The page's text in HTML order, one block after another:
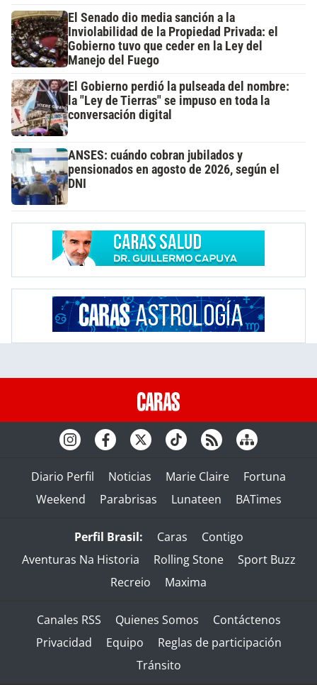
El Senado dio media sanción a la
Inviolabilidad de la Propiedad Privada: el
Gobierno tuvo que ceder en la Ley del
Manejo del Fuego
El Gobierno perdió la pulseada del nombre:
la "Ley de Tierras" se impuso en toda la
conversación digital
ANSES: cuándo cobran jubilados y
pensionados en agosto de 2026, según el
DNI
Diario Perfil Noticias Marie Claire
Fortuna
Weekend
Parabrisas Lunateen BATimes
Perfil Brasil: Caras
Contigo
Aventuras Na Historia
Rolling Stone
Sport Buzz
Recreio
Maxima
Canales RSS Quienes Somos
Contáctenos
Privacidad
Equipo
Reglas de participación
Tránsito